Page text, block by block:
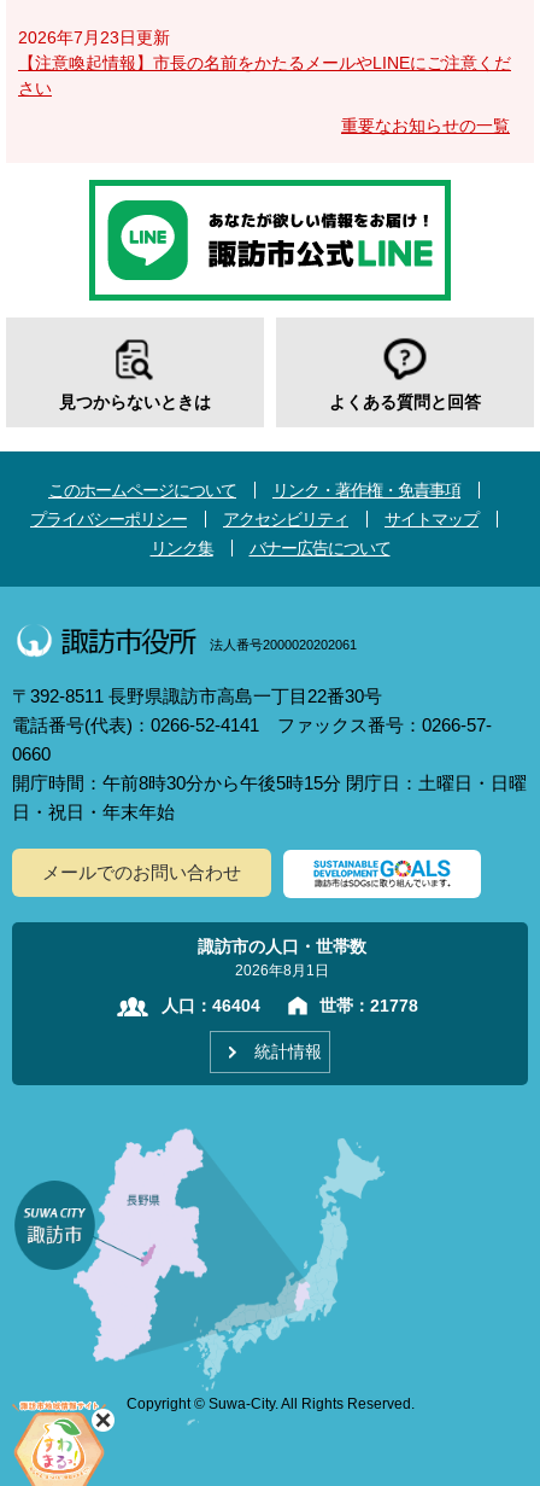
2026年7月23日更新
【注意喚起情報】市長の名前をかたるメールやLINEにご注意くだ
さい
重要なお知らせの一覧
見つからないときは よくある質問と回答
このホームページについて
リンク・著作権・免責事項
プライバシーポリシー
アクセシビリティ
サイトマップ
リンク集
バナー広告について
法人番号2000020202061
〒392-8511 長野県諏訪市高島一丁目22番30号
電話番号(代表)：0266-52-4141 ファックス番号：0266-57-
0660
開庁時間：午前8時30分から午後5時15分 閉庁日：土曜日・日曜
日・祝日・年末年始
メールでのお問い合わせ
諏訪市の人口・世帯数
2026年8月1日
人口： 46404 世帯： 21778
統計情報
Copyright © Suwa-City. All Rights Reserved.